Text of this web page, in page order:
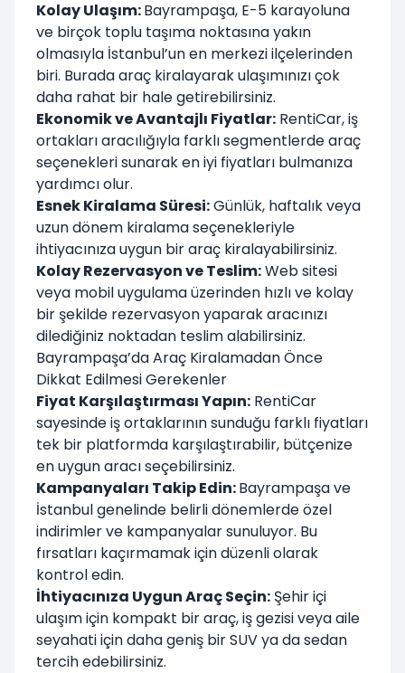
Kolay Ulaşım:Bayrampaşa, E-5 karayoluna
ve birçok toplu taşıma noktasına yakın
olmasıyla İstanbul’un en merkezi ilçelerinden
biri. Burada araç kiralayarak ulaşımınızı çok
daha rahat bir hale getirebilirsiniz.
Ekonomik ve Avantajlı Fiyatlar: RentiCar, iş
ortakları aracılığıyla farklı segmentlerde araç
seçenekleri sunarak en iyi fiyatları bulmanıza
yardımcı olur.
Esnek Kiralama Süresi:Günlük, haftalık veya
uzun dönem kiralama seçenekleriyle
ihtiyacınıza uygun bir araç kiralayabilirsiniz.
Kolay Rezervasyon ve Teslim:Web sitesi
veya mobil uygulama üzerinden hızlı ve kolay
bir şekilde rezervasyon yaparak aracınızı
dilediğiniz noktadan teslim alabilirsiniz.
Bayrampaşa’da Araç Kiralamadan Önce
Dikkat Edilmesi Gerekenler
Fiyat Karşılaştırması Yapın: RentiCar
sayesinde iş ortaklarının sunduğu farklı fiyatları
tek bir platformda karşılaştırabilir, bütçenize
en uygun aracı seçebilirsiniz.
Kampanyaları Takip Edin:Bayrampaşa ve
İstanbul genelinde belirli dönemlerde özel
indirimler ve kampanyalar sunuluyor. Bu
fırsatları kaçırmamak için düzenli olarak
kontrol edin.
İhtiyacınıza Uygun Araç Seçin: Şehir içi
ulaşım için kompakt bir araç, iş gezisi veya aile
seyahati için daha geniş bir SUV ya da sedan
tercih edebilirsiniz.